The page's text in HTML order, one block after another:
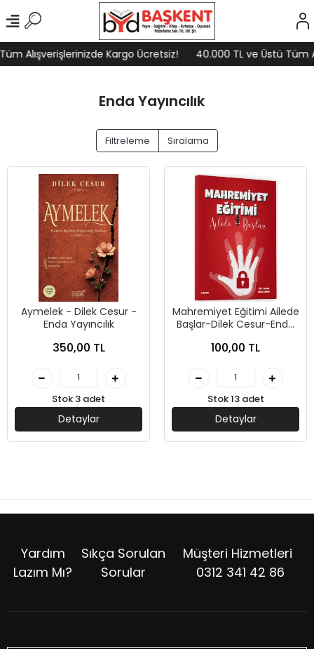
Alışverişlerinizde Kargo Ücretsiz! 40.000 TL ve Üstü Tüm
Enda Yayıncılık
Filtreleme Sıralama
Aymelek - Dilek Cesur -
Enda Yayıncılık
350,00 TL
Stok 3 adet
Detaylar
Mahremiyet Eğitimi Ailede
Başlar-Dilek Cesur-Enda
100,00 TL
Stok 13 adet
Detaylar
Yardım
Lazım Mı?
Sıkça Sorulan
Sorular
Müşteri Hizmetleri
0312 341 42 86